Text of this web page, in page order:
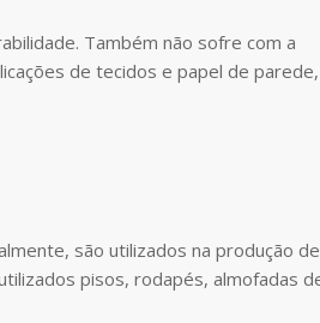
Também não sofre com a
de tecidos e papel de parede,
são utilizados na produção de
pisos, rodapés, almofadas